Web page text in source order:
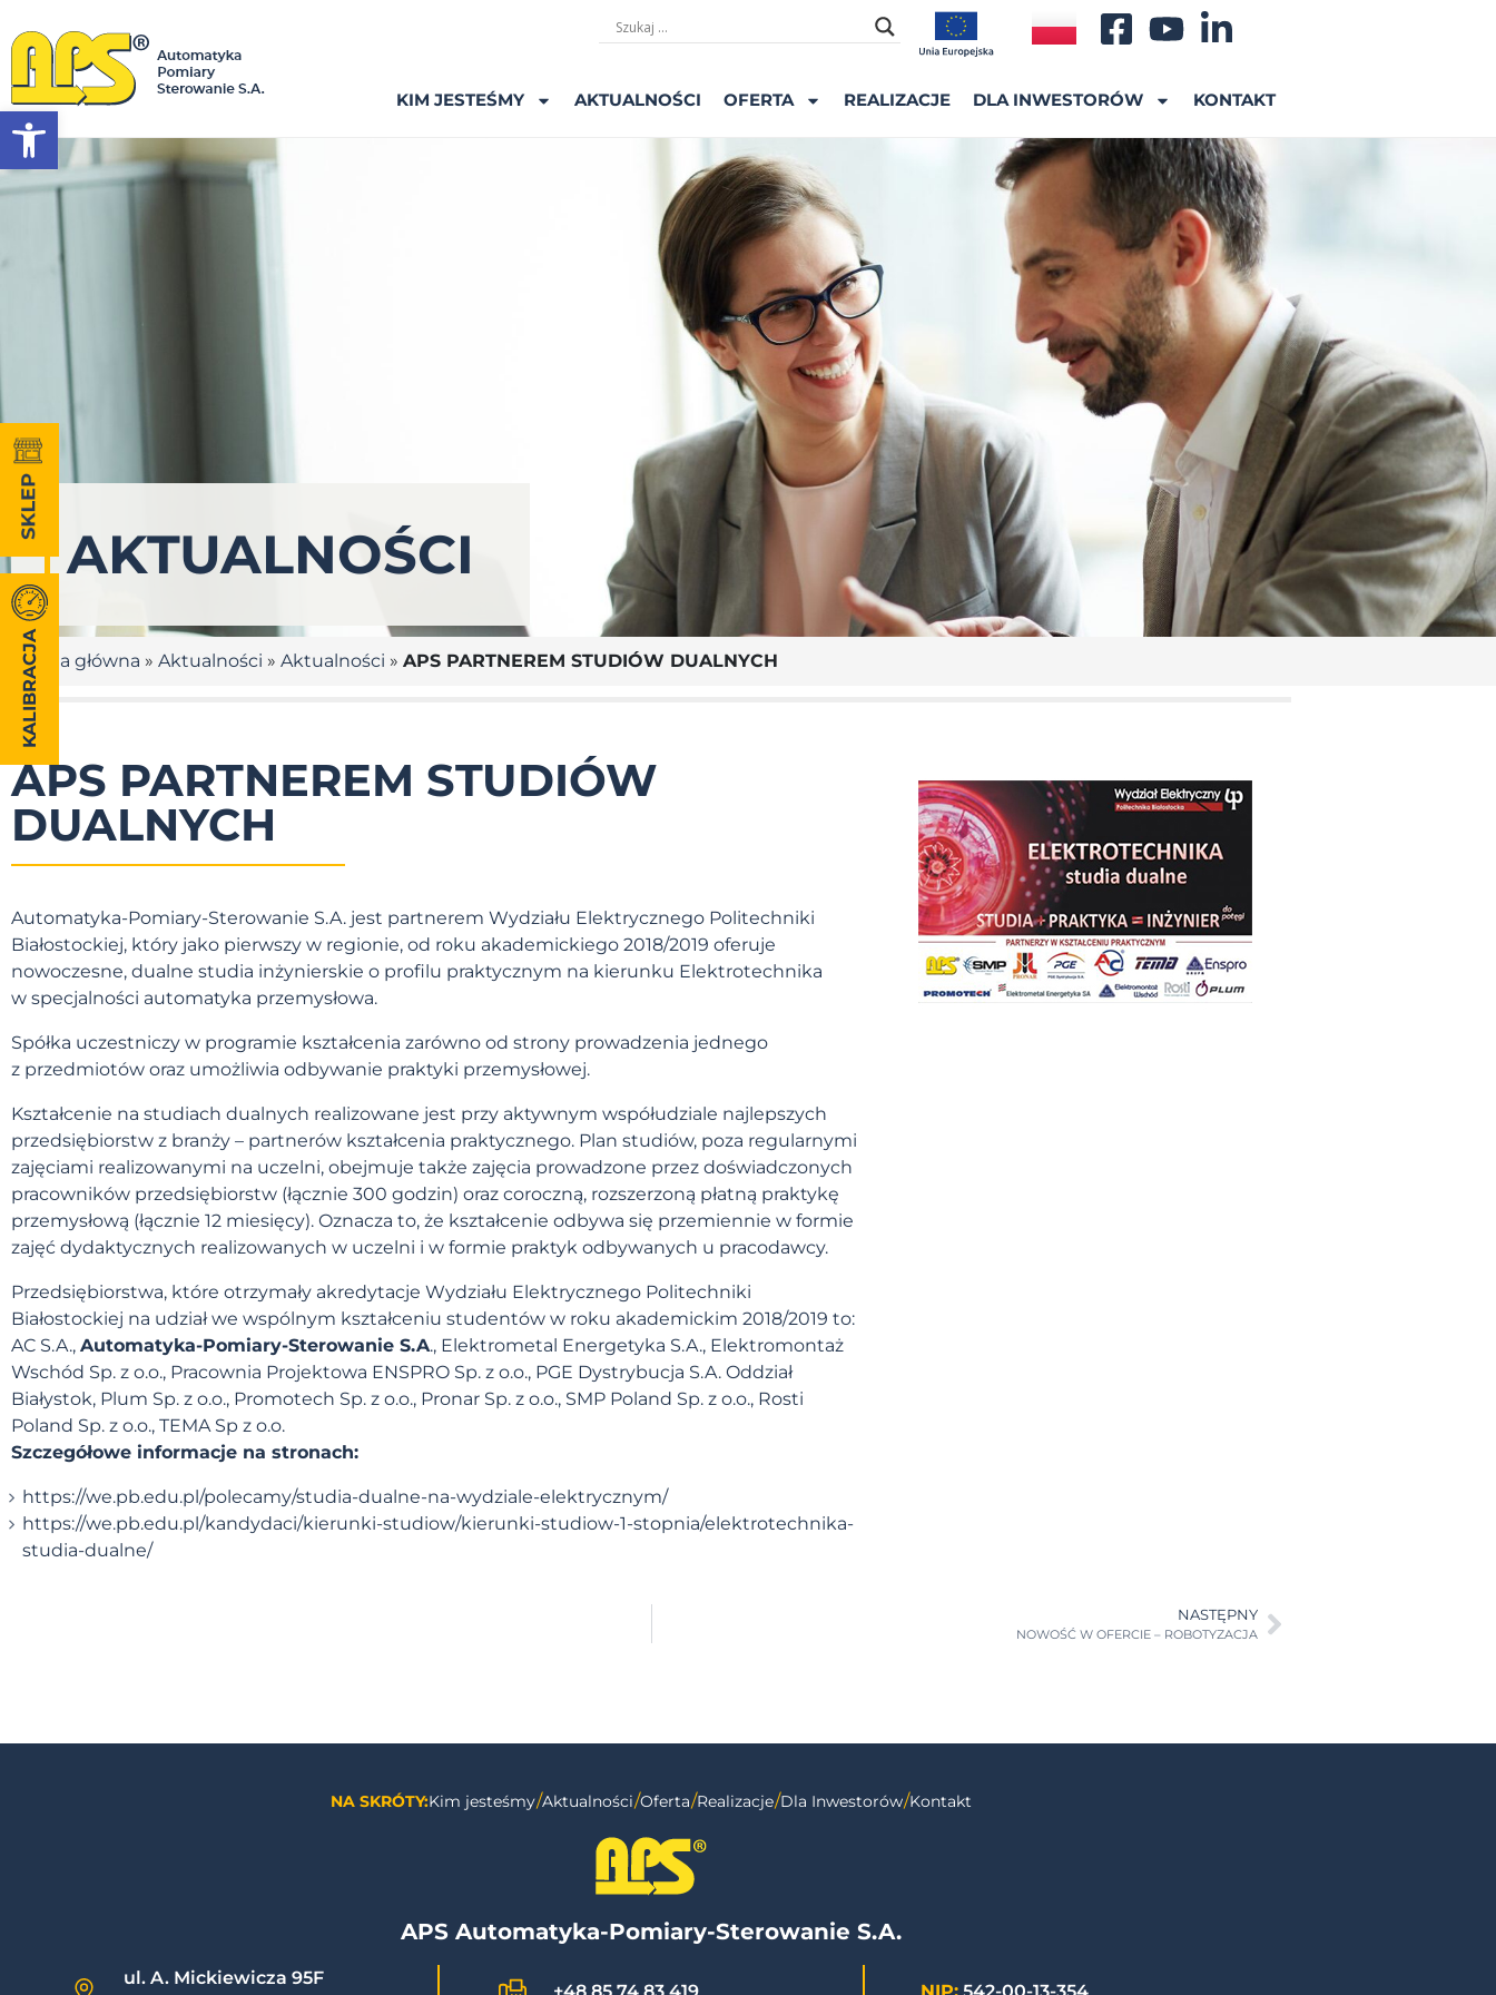
Otwórz pasek narzędzi KIM JESTEŚMY AKTUALNOŚCI OFERTA REALIZACJE DLA INWESTORÓW KONTAKT
AKTUALNOŚCI
Strona główna » Aktualności » Aktualności » APS PARTNEREM STUDIÓW DUALNYCH
APS PARTNEREM STUDIÓW
DUALNYCH
Automatyka-Pomiary-Sterowanie S.A. jest partnerem Wydziału Elektrycznego Politechniki
Białostockiej, który jako pierwszy w regionie, od roku akademickiego 2018/2019 oferuje
nowoczesne, dualne studia inżynierskie o profilu praktycznym na kierunku Elektrotechnika
w specjalności automatyka przemysłowa.
Spółka uczestniczy w programie kształcenia zarówno od strony prowadzenia jednego
z przedmiotów oraz umożliwia odbywanie praktyki przemysłowej.
Kształcenie na studiach dualnych realizowane jest przy aktywnym współudziale najlepszych
przedsiębiorstw z branży – partnerów kształcenia praktycznego. Plan studiów, poza regularnymi
zajęciami realizowanymi na uczelni, obejmuje także zajęcia prowadzone przez doświadczonych
pracowników przedsiębiorstw (łącznie 300 godzin) oraz coroczną, rozszerzoną płatną praktykę
przemysłową (łącznie 12 miesięcy). Oznacza to, że kształcenie odbywa się przemiennie w formie
zajęć dydaktycznych realizowanych w uczelni i w formie praktyk odbywanych u pracodawcy.
Przedsiębiorstwa, które otrzymały akredytacje Wydziału Elektrycznego Politechniki
Białostockiej na udział we wspólnym kształceniu studentów w roku akademickim 2018/2019 to:
AC S.A., Automatyka-Pomiary-Sterowanie S.A., Elektrometal Energetyka S.A., Elektromontaż
Wschód Sp. z o.o., Pracownia Projektowa ENSPRO Sp. z o.o., PGE Dystrybucja S.A. Oddział
Białystok, Plum Sp. z o.o., Promotech Sp. z o.o., Pronar Sp. z o.o., SMP Poland Sp. z o.o., Rosti
Poland Sp. z o.o., TEMA Sp z o.o.
Szczegółowe informacje na stronach:
https://we.pb.edu.pl/polecamy/studia-dualne-na-wydziale-elektrycznym/
https://we.pb.edu.pl/kandydaci/kierunki-studiow/kierunki-studiow-1-stopnia/elektrotechnika-
studia-dualne/
NASTĘPNY
NOWOŚĆ W OFERCIE – ROBOTYZACJA
NA SKRÓTY:Kim jesteśmy Aktualności Oferta Realizacje Dla Inwestorów Kontakt
APS Automatyka-Pomiary-Sterowanie S.A.
ul. A. Mickiewicza 95F
NIP:542-00-13-354
KALIBRACJA